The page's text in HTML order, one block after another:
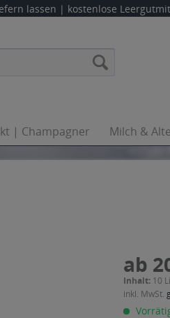
lassen | kostenlose
| Champagner Milch &
ab
Inhalt: 10
inkl. MwSt.